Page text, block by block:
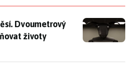
Dvoumetrový robot má ale
Dvoumetrový
životy